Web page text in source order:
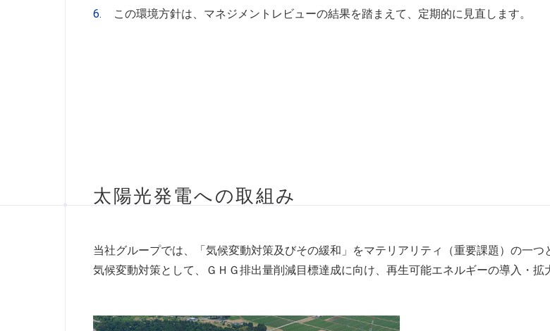
この環境方針は、マネジメントレビューの結果を踏まえて、定期的に見直します。
太陽光発電への取組み
当社グループでは、「気候変動対策及びその緩和」をマテリアリティ（重要課題）の一つ
気候変動対策として、ＧＨＧ排出量削減目標達成に向け、再生可能エネルギーの導入・拡